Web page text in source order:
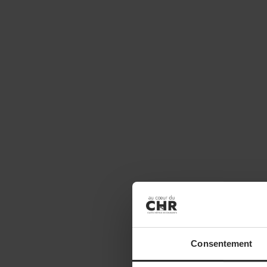
Consentement